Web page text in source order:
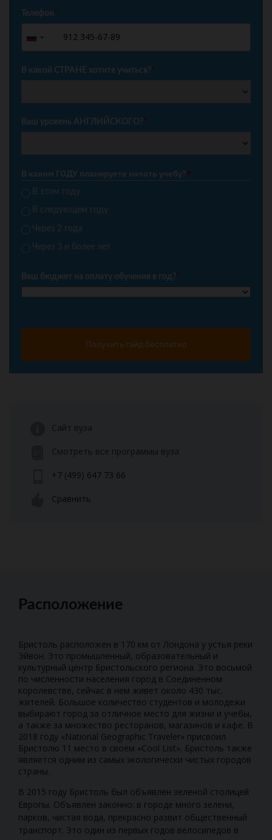
Телефон*
Russia
+7
В какой СТРАНЕ хотите учиться?*
Ваш уровень АНГЛИЙСКОГО?*
В каком ГОДУ планируете начать учебу?*
В этом году
В следующем году
Через 2 года
Через 3 и более лет
Ваш бюджет на оплату обучения в год?*
Получить гайд бесплатно
Сайт вуза
Смотреть все программы вуза
+7 (499) 647 73 66
Сравнить
Расположение
Бристоль расположен в 170 км от Лондона у устья реки
Эйвон. Это промышленный, образовательный и
культурный центр Бристольского региона. Это восьмой
по численности населения город в Соединенном
королевстве, сейчас в нем живет около 430 тыс.
жителей. Большое количество студентов и молодежи
выбирают город за отличное место для жизни и учебы,
а также за множество ресторанов, магазинов и кафе. В
2018 году «National Geographic Traveler» присвоил
Бристолю 11 место в своем «Cool List». Бристоль также
является одним из самых экологически чистых городов
страны.
В 2015 году Бристоль был объявлен зеленой столицей
Европы. Объявлен законно: в городе много зелени,
парков, чистая вода, прекрасно развит общественный
транспорт. Это один из первых годов велосипедов в